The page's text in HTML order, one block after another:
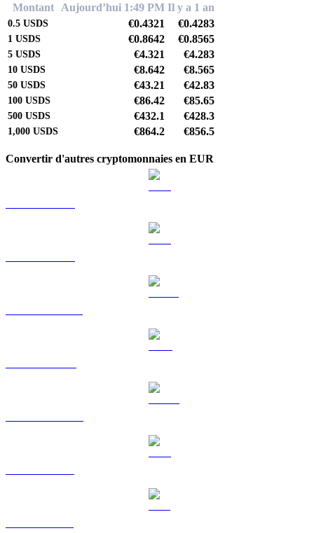
Montant Aujourd’hui 1:49 PM Il y a 1 an
0.5 USDS €0.4321 €0.4283
1 USDS €0.8642 €0.8565
5 USDS €4.321 €4.283
10 USDS €8.642 €8.565
50 USDS €43.21 €42.83
100 USDS €86.42 €85.65
500 USDS €432.1 €428.3
1,000 USDS €864.2 €856.5
Convertir d'autres cryptomonnaies en EUR